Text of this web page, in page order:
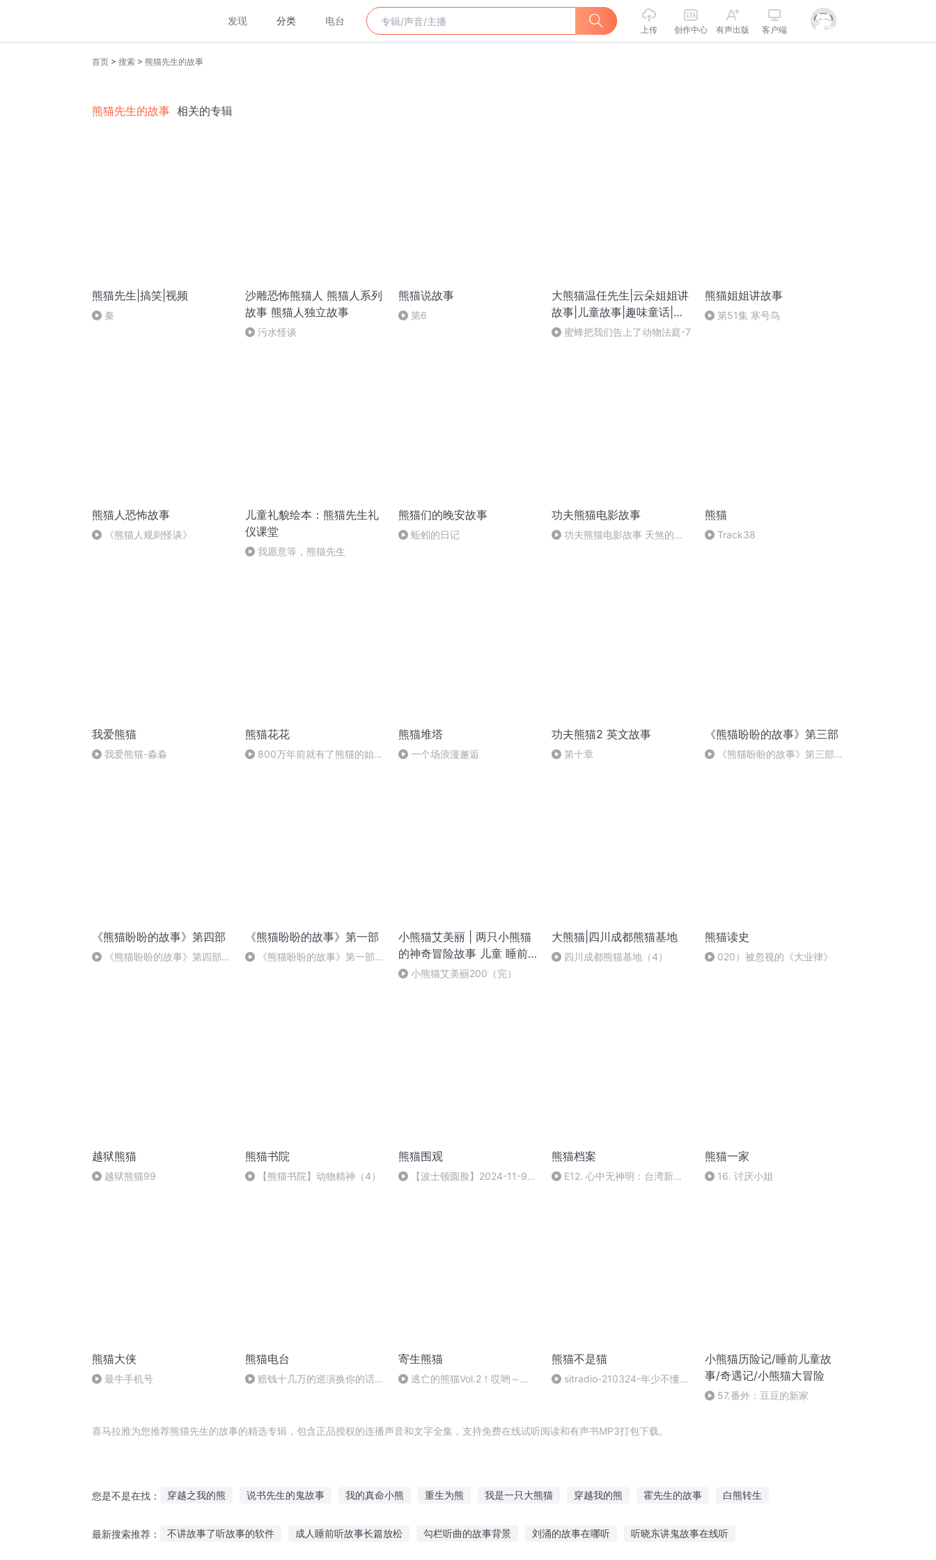
发现 分类 电台
上传 创作中心 有声出版 客户端
首页 > 搜索 > 熊猫先生的故事
熊猫先生的故事 相关的专辑
熊猫先生|搞笑|视频
秦
沙雕恐怖熊猫人 熊猫人系列
故事 熊猫人独立故事
污水怪谈
熊猫说故事
第6
大熊猫温任先生|云朵姐姐讲
故事|儿童故事|趣味童话|知
识科普|国宝大熊猫
蜜蜂把我们告上了动物法庭-7
熊猫姐姐讲故事
第51集 寒号鸟
熊猫人恐怖故事
《熊猫人规则怪谈》
儿童礼貌绘本：熊猫先生礼
仪课堂
我愿意等，熊猫先生
熊猫们的晚安故事
蚯蚓的日记
功夫熊猫电影故事
功夫熊猫电影故事 天煞的复
熊猫
Track38
我爱熊猫
我爱熊猫-淼淼
熊猫花花
800万年前就有了熊猫的始祖
熊猫堆塔
一个场浪漫邂逅
功夫熊猫2 英文故事
第十章
《熊猫盼盼的故事》第三部
《熊猫盼盼的故事》第三部第
《熊猫盼盼的故事》第四部
《熊猫盼盼的故事》第四部第
《熊猫盼盼的故事》第一部
《熊猫盼盼的故事》第一部第
小熊猫艾美丽 | 两只小熊猫
的神奇冒险故事 儿童 睡前
故事小熊猫艾美丽200（完）
大熊猫|四川成都熊猫基地
四川成都熊猫基地（4）
熊猫读史
020）被忽视的《大业律》
越狱熊猫
越狱熊猫99
熊猫书院
【熊猫书院】动物精神（4）
熊猫围观
【波士顿圆脸】2024-11-9去
熊猫档案
E12. 心中无神明：台湾新北
熊猫一家
16. 讨厌小姐
熊猫大侠
最牛手机号
熊猫电台
赔钱十几万的巡演换你的话还
寄生熊猫
逃亡的熊猫Vol.2！哎哟～撞
熊猫不是猫
sitradio-210324-年少不懂吕
小熊猫历险记/睡前儿童故
事/奇遇记/小熊猫大冒险
57.番外：豆豆的新家
喜马拉雅为您推荐熊猫先生的故事的精选专辑，包含正品授权的连播声音和文字全集，支持免费在线试听阅读和有声书MP3打包下载。
您是不是在找： 穿越之我的熊 说书先生的鬼故事 我的真命小熊 重生为熊 我是一只大熊猫 穿越我的熊 霍先生的故事 白熊转生
最新搜索推荐： 不讲故事了听故事的软件 成人睡前听故事长篇放松 勾栏听曲的故事背景 刘涌的故事在哪听 听晓东讲鬼故事在线听